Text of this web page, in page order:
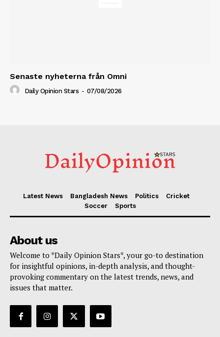
Senaste nyheterna från Omni
Daily Opinion Stars - 07/08/2026
Latest News Bangladesh News Politics
Cricket
Soccer
Sports
About us
Welcome to *Daily Opinion Stars*, your go-to destination
for insightful opinions, in-depth analysis, and thought-
provoking commentary on the latest trends, news, and
issues that matter.